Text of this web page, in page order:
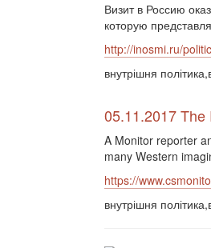
Визит в Россию
которую
http://inosmi.ru/
внутрішня
05.11.2017
A Monitor reporter
many Western
https://
внутрішня